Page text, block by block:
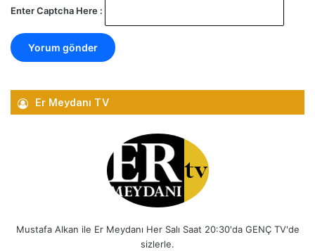
Enter Captcha Here :
Er Meydanı TV
Mustafa Alkan ile Er Meydanı Her Salı Saat 20:30'da GENÇ TV'de
sizlerle.